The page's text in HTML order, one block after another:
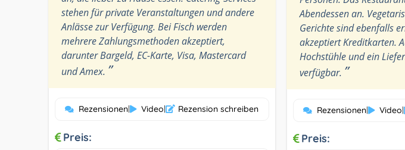
stehen für private Veranstaltungen und andere
Anlässe zur Verfügung. Bei Fisch werden
mehrere Zahlungsmethoden akzeptiert,
darunter Bargeld, EC-Karte, Visa, Mastercard
und Amex. ”
Rezensionen| Video| Rezension schreiben
Preis:
Abendessen an.
Gerichte sind ebenfalls
akzeptiert Kreditkarten.
Hochstühle und ein
verfügbar. ”
Rezensionen| Video|
Preis: